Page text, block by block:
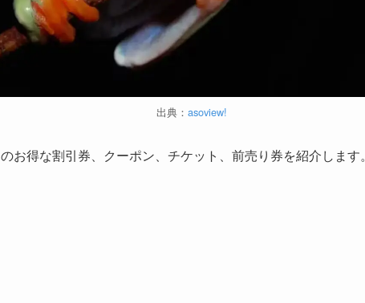
出典： asoview!
のお得な割引券、クーポン、チケット、前売り券を紹介します。